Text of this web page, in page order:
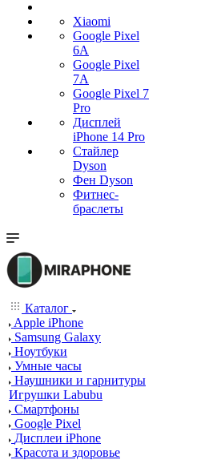
Xiaomi
Google Pixel
6A
Google Pixel
7А
Google Pixel 7
Pro
Дисплей
iPhone 14 Pro
Стайлер
Dyson
Фен Dyson
Фитнес-
браслеты
Каталог
Apple iPhone
Samsung Galaxy
Ноутбуки
Умные часы
Наушники и гарнитуры
Игрушки Labubu
Смартфоны
Google Pixel
Дисплеи iPhone
Красота и здоровье